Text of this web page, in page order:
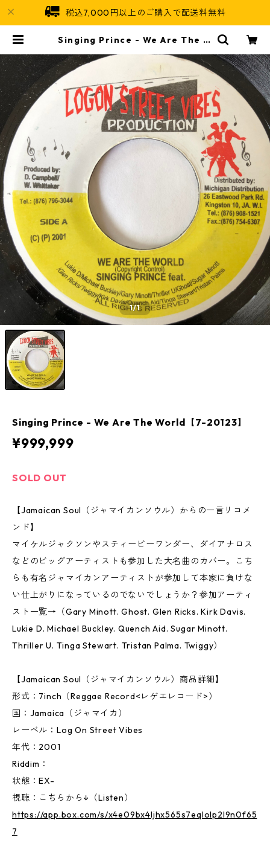
税込7,000円以上のご購入で配送料無料
Singing Prince - We Are The W
1/1
Singing Prince - We Are The World【7-20123】
¥999,999
SOLD OUT
【Jamaican Soul（ジャマイカンソウル）からの一言リコメ
ンド】
マイケルジャクソンやスティービーワンダー、ダイアナロス
などのビッグアーティストも参加した大名曲のカバー。こち
らも有名ジャマイカンアーティストが参加して本家に負けな
い仕上がりになっているのでないでしょうか？参加アーティ
スト一覧→（Gary Minott. Ghost. Glen Ricks. Kirk Davis.
Lukie D. Michael Buckley. Quench Aid. Sugar Minott.
Thriller U. Tinga Stewart. Tristan Palma. Twiggy）
【Jamaican Soul（ジャマイカンソウル）商品詳細】
形式：7inch（Reggae Record<レゲエレコード>）
国：Jamaica（ジャマイカ）
レーベル：Log On Street Vibes
年代：2001
Riddim：
状態：EX-
視聴：こちらから↓（Listen）
https://app.box.com/s/x4e09bx4ljhx565s7eqlolp2l9n0f65
7